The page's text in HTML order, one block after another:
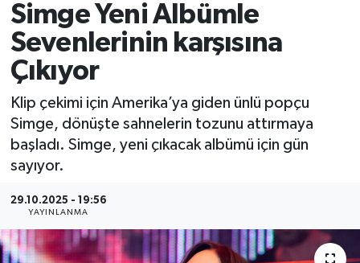
Simge Yeni Albümle
Sevenlerinin karşısına
Çıkıyor
Klip çekimi için Amerika’ya giden ünlü popçu
Simge, dönüşte sahnelerin tozunu attırmaya
başladı. Simge, yeni çıkacak albümü için gün
sayıyor.
29.10.2025 - 19:56
YAYINLANMA